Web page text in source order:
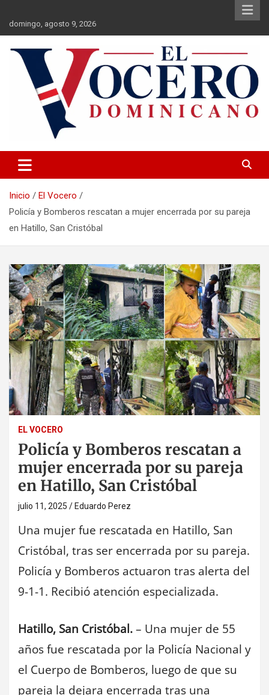
contenido
domingo, agosto 9, 2026
El Vocero Dominicano
Inicio
El Vocero
Policía y Bomberos rescatan a mujer encerrada por su pareja
en Hatillo, San Cristóbal
EL VOCERO
Policía y Bomberos rescatan a
mujer encerrada por su pareja
en Hatillo, San Cristóbal
julio 11, 2025 Eduardo Perez
Una mujer fue rescatada en Hatillo, San
Cristóbal, tras ser encerrada por su pareja.
Policía y Bomberos actuaron tras alerta del
9-1-1. Recibió atención especializada.
Hatillo, San Cristóbal.– Una mujer de 55
años fue rescatada por la Policía Nacional y
el Cuerpo de Bomberos, luego de que su
pareja la dejara encerrada tras una